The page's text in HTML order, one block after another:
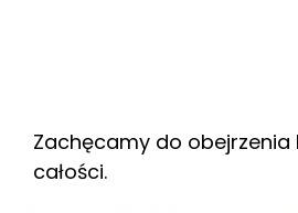
Zachęcamy do obejrzenia
całości.